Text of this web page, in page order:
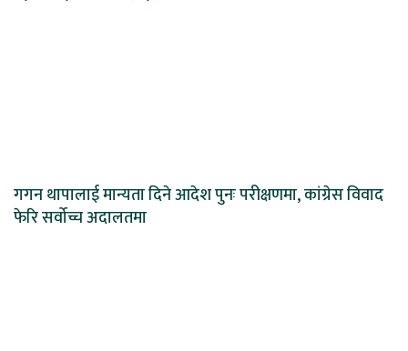
गगन थापालाई मान्यता दिने आदेश पुनः परीक्षणमा, कांग्रेस विवाद
फेरि सर्वोच्च अदालतमा